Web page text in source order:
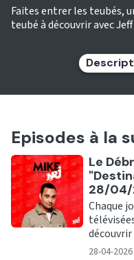
Faites entrer les teubés,
teubé à découvrir avec
Episodes à la
Le
28/
Chaque
découvrir
28-04-2026